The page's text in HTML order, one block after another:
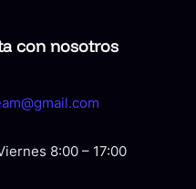
con nosotros
8:00 – 17:00